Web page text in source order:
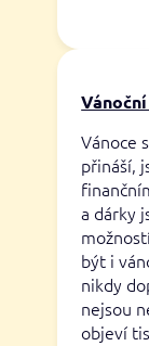
Vánoce
přináší,
a dárky
být i
nikdy
nejsou
objeví